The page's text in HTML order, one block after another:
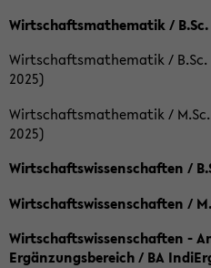
Wirtschaftsmathematik / B.Sc.
Wirtschaftsmathematik / B.Sc.
2025)
Wirtschaftsmathematik / M.Sc.
2025)
Wirtschaftswissenschaften /
Wirtschaftswissenschaften /
Wirtschaftswissenschaften -
Ergänzungsbereich / BA